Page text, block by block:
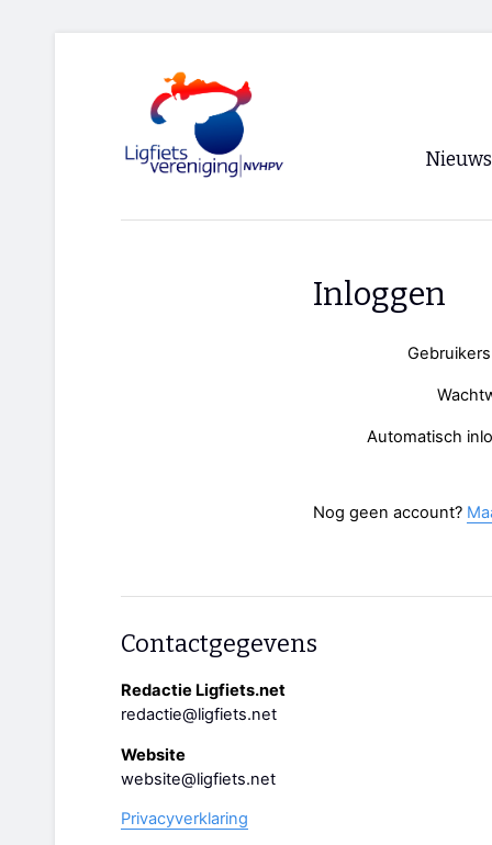
Nieuws
Inloggen
Automatisch
Nog geen account?
Contactgegevens
Redactie Ligfiets.net
redactie@ligfiets.net
Website
website@ligfiets.net
Privacyverklaring